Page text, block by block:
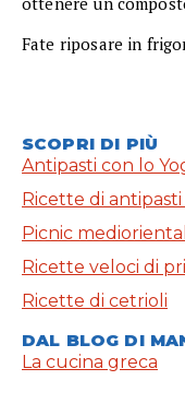
Fate riposare in
SCOPRI DI PIÙ
Antipasti con lo
Ricette di
Picnic
Ricette veloci di
Ricette di cetrioli
DAL BLOG DI
La cucina greca